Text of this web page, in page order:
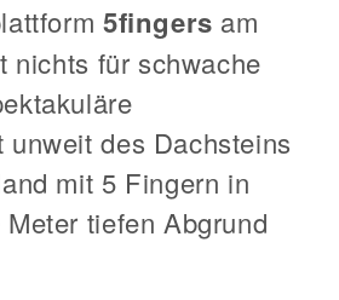
5fingers am
nichts für schwache
unweit des Dachsteins
mit 5 Fingern in
tiefen Abgrund